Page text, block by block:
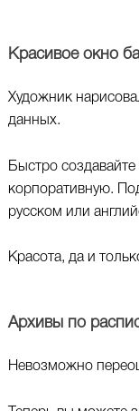
Красивое окно
Художник
данных.
Быстро
корпоративную.
русском или
Красота, да и
Архивы по
Невозможно